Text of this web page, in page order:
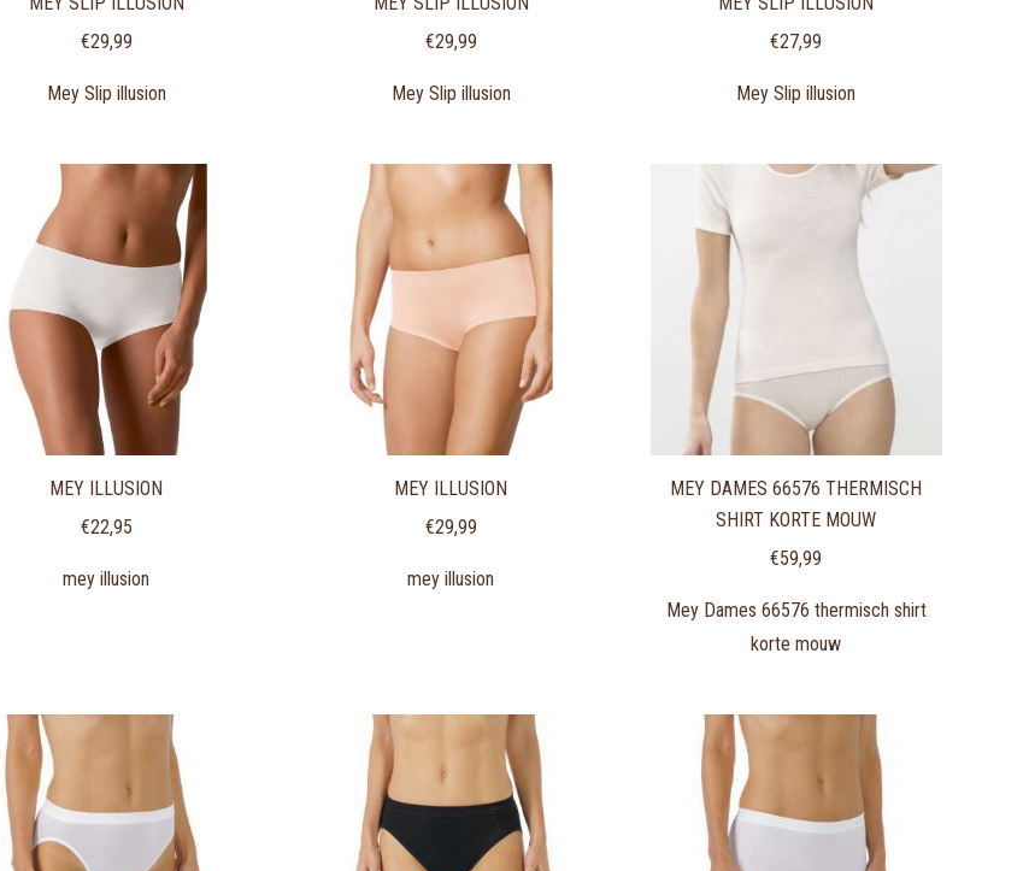
€29,99
Mey Slip illusion
€29,99
Mey Slip illusion
€27,99
Mey Slip illusion
MEY ILLUSION
€22,95
mey illusion
MEY ILLUSION
€29,99
mey illusion
MEY DAMES 66576 THERMISCH
SHIRT KORTE MOUW
€59,99
Mey Dames 66576 thermisch shirt
korte mouw